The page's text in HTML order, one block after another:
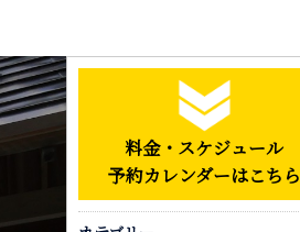
アクセス
料金・スケジュール
予約カレンダーはこちら